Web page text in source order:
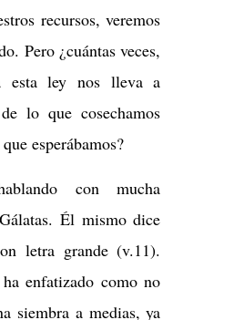
recursos, veremos
Pero ¿cuántas veces,
esta ley nos lleva a
lo que cosechamos
esperábamos?
con mucha
Él mismo dice
letra grande (v.11).
enfatizado como no
siembra a medias, ya